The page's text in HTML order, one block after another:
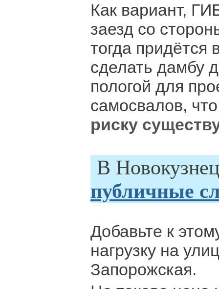
Как вариант,
заезд со
тогда придётся
сделать дамбу
пологой для
самосвалов,
риску
В
публичные
Добавьте к
нагрузку на
Запорожская.